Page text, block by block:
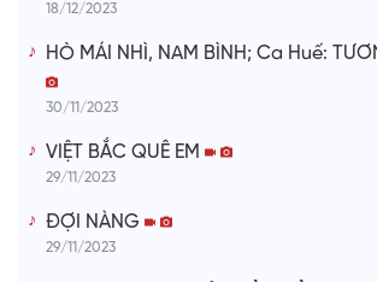
18/12/2023
HÒ MÁI NHÌ, NAM BÌNH; Ca Huế:
30/11/2023
VIỆT BẮC QUÊ EM
29/11/2023
ĐỢI NÀNG
29/11/2023